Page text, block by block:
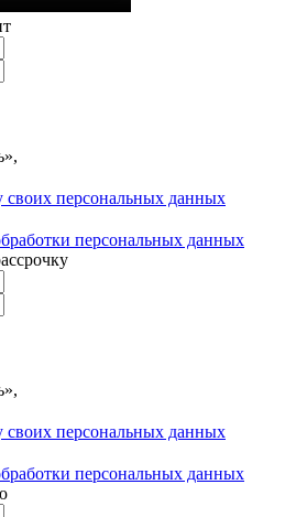
своих персональных данных
персональных данных
своих персональных данных
персональных данных